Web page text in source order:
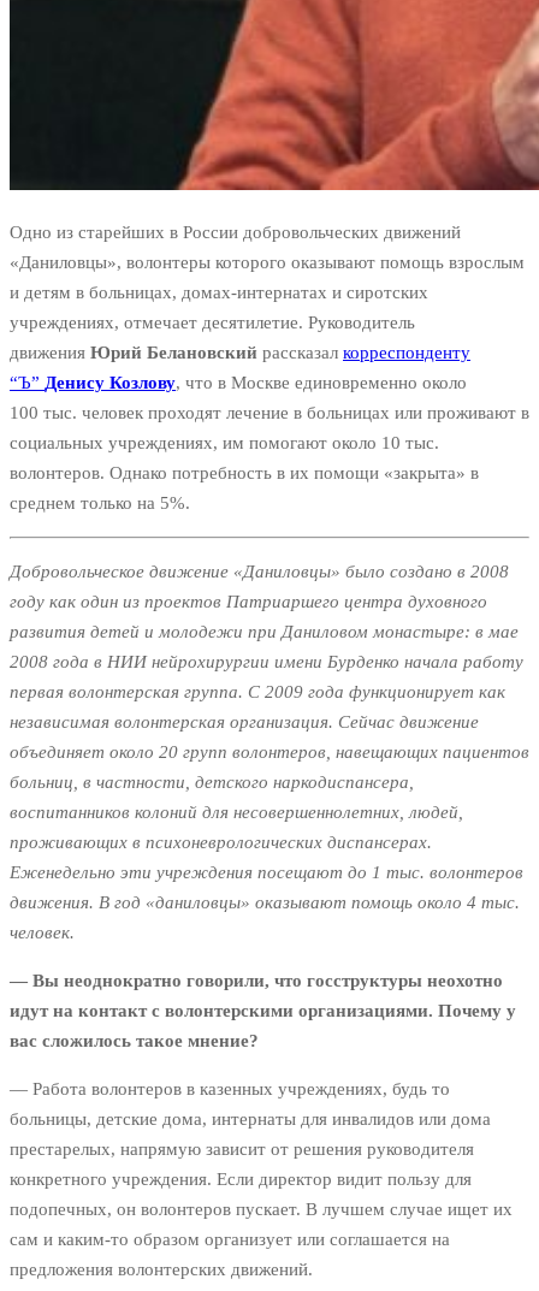
Одно из старейших в России добровольческих движений
«Даниловцы», волонтеры которого оказывают помощь взрослым
и детям в больницах, домах-интернатах и сиротских
учреждениях, отмечает десятилетие. Руководитель
движения Юрий Белановский рассказал корреспонденту
“Ъ” Денису Козлову, что в Москве единовременно около
100 тыс. человек проходят лечение в больницах или проживают в
социальных учреждениях, им помогают около 10 тыс.
волонтеров. Однако потребность в их помощи «закрыта» в
среднем только на 5%.
Добровольческое движение «Даниловцы» было создано в 2008
году как один из проектов Патриаршего центра духовного
развития детей и молодежи при Даниловом монастыре: в мае
2008 года в НИИ нейрохирургии имени Бурденко начала работу
первая волонтерская группа. С 2009 года функционирует как
независимая волонтерская организация. Сейчас движение
объединяет около 20 групп волонтеров, навещающих пациентов
больниц, в частности, детского наркодиспансера,
воспитанников колоний для несовершеннолетних, людей,
проживающих в психоневрологических диспансерах.
Еженедельно эти учреждения посещают до 1 тыс. волонтеров
движения. В год «даниловцы» оказывают помощь около 4 тыс.
человек.
— Вы неоднократно говорили, что госструктуры неохотно
идут на контакт с волонтерскими организациями. Почему у
вас сложилось такое мнение?
— Работа волонтеров в казенных учреждениях, будь то
больницы, детские дома, интернаты для инвалидов или дома
престарелых, напрямую зависит от решения руководителя
конкретного учреждения. Если директор видит пользу для
подопечных, он волонтеров пускает. В лучшем случае ищет их
сам и каким-то образом организует или соглашается на
предложения волонтерских движений.